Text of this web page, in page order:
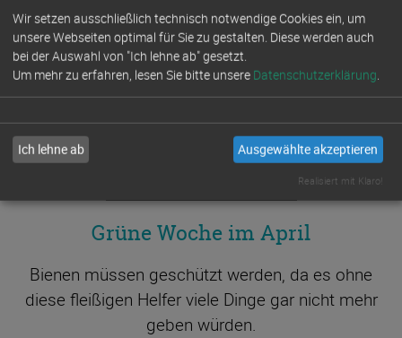
Grüne Woche im April
Bienen müssen geschützt werden, da es ohne
diese fleißigen Helfer viele Dinge gar nicht mehr
geben würden.
Wir setzen ausschließlich technisch notwendige Cookies ein, um
unsere Webseiten optimal für Sie zu gestalten. Diese werden auch
bei der Auswahl von "Ich lehne ab" gesetzt.
Um mehr zu erfahren, lesen Sie bitte unsere Datenschutzerklärung.
Ich lehne ab Ausgewählte akzeptieren
Realisiert mit Klaro!